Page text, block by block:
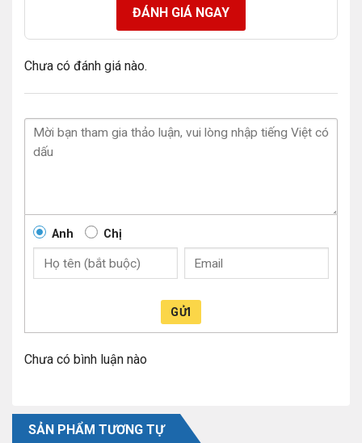
ĐÁNH GIÁ NGAY
Chưa có đánh giá nào.
Anh Chị
GỬI
Chưa có bình luận nào
SẢN PHẨM TƯƠNG TỰ